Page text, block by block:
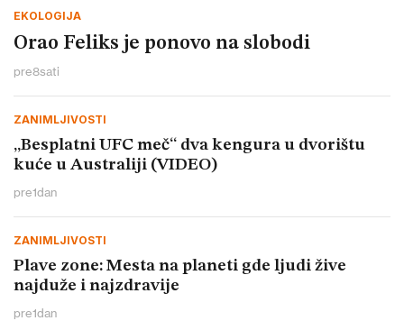
EKOLOGIJA
Orao Feliks je ponovo na slobodi
pre8sati
ZANIMLJIVOSTI
„Besplatni UFC meč“ dva kengura u dvorištu
kuće u Australiji (VIDEO)
pre1dan
ZANIMLJIVOSTI
Plave zone: Mesta na planeti gde ljudi žive
najduže i najzdravije
pre1dan